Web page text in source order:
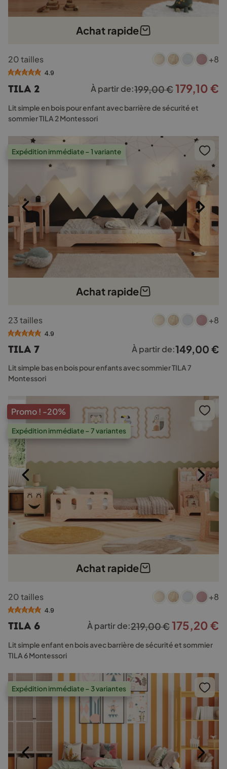
Achat rapide
produit
a
variations.
Les
options
peuvent
être
choisies
sur
produit
20 tailles +8
4.9
TILA 2 À partir de:199,00€Le
prix
199,00 €.
179,10€
Lit simple en bois pour enfant avec barrière de sécurité et
sommier TILA 2 Montessori
Expédition immédiate – 1 variante
Achat rapide
produit
a
variations.
Les
options
peuvent
choisies
sur
la
page
du
produit
23 tailles +8
4.9
TILA 7 À partir de:149,00 €
Lit simple bas en bois pour enfants avec sommier TILA 7
Montessori
Promo ! -20%
Expédition immédiate – 7 variantes
Achat rapide
produit
a
variations.
Les
options
peuvent
être
choisies
sur
du
20 tailles +8
4.9
TILA 6 À partir de:219,00€Le
prix
219,00 €.
175,20€
Lit simple enfant en bois avec barrière de sécurité et sommier
TILA 6 Montessori
Expédition immédiate – 3 variantes